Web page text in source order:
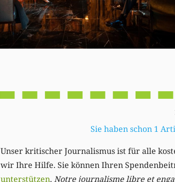
Sie haben schon 1
Unser kritischer Journalismus ist für alle
wir Ihre Hilfe. Sie können Ihren
unterstützen. Notre journalisme libre et